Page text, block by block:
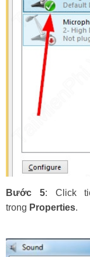
Bước 5: Click
trong Properties.